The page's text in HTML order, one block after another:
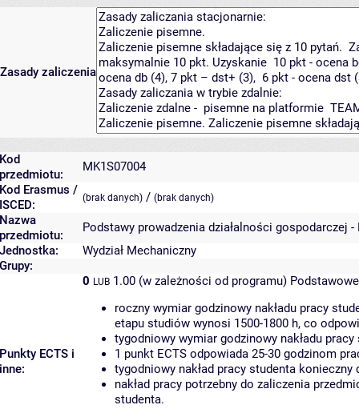
Zasady zaliczenia
Kod
przedmiotu:
MK1S07004
Kod Erasmus /
ISCED:
(brak danych) / (brak danych)
Nazwa
przedmiotu:
Podstawy prowadzenia działalności gospodarczej -
Jednostka:
Wydział Mechaniczny
Grupy:
Punkty ECTS i
inne:
0 LUB 1.00 (w zależności od programu)
roczny wymiar godzinowy nakładu pracy
etapu studiów wynosi 1500-1800 h, co
tygodniowy wymiar godzinowy nakładu
1 punkt ECTS odpowiada 25-30 godzinom
tygodniowy nakład pracy studenta
nakład pracy potrzebny do zaliczenia
studenta.